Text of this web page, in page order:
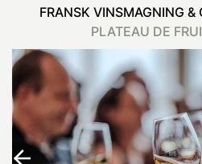
FRANSK VINSMAGNING &
PLATEAU DE